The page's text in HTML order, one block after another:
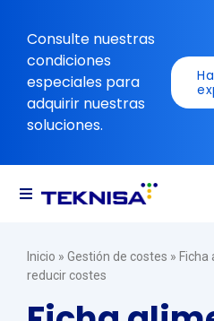
contenido
Consulte nuestras
condiciones
especiales para
adquirir nuestras
soluciones.
Alternar
Recursos
Inicio » Gestión de costes » Ficha
reducir costes